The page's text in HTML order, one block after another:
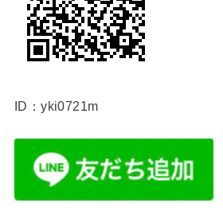
ID：yki0721m